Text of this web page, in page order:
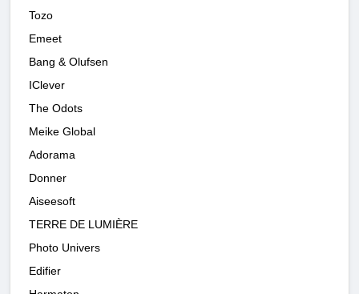
Tozo
Emeet
Bang & Olufsen
IClever
The Odots
Meike Global
Adorama
Donner
Aiseesoft
TERRE DE LUMIÈRE
Photo Univers
Edifier